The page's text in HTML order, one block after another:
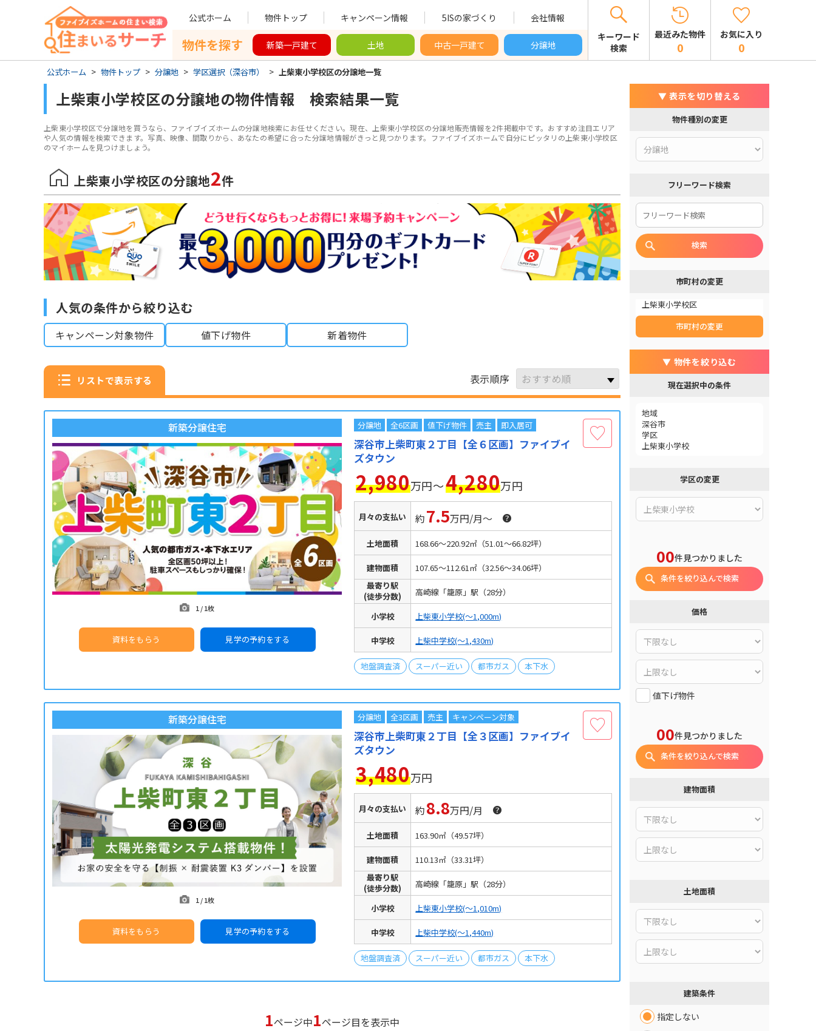
公式ホーム 物件トップ キャンペーン情報 5ISの家づくり 会社情報
物件を探す 新築一戸建て 土地 中古一戸建て 分譲地
キーワード
検索
最近みた物件
0
お気に入り
0
公式ホーム > 物件トップ > 分譲地 > 学区選択（深谷市） > 上柴東小学校区の分譲地一覧
上柴東小学校区の分譲地の物件情報 検索結果一覧
上柴東小学校区で分譲地を買うなら、ファイブイズホームの分譲地検索にお任せください。現在、上柴東小学校区の分譲地販売情報を2件掲載中です。おすすめ注目エリア
や人気の情報を検索できます。写真、映像、間取りから、あなたの希望に合った分譲地情報がきっと見つかります。ファイブイズホームで自分にピッタリの上柴東小学校区
のマイホームを見つけましょう。
上柴東小学校区の分譲地2件
人気の条件から絞り込む
キャンペーン対象物件 値下げ物件 新着物件
表示順序
リストで表示する
新築分譲住宅
1 /1枚
資料をもらう 見学の予約をする
分譲地 全6区画 値下げ物件 売主 即入居可
深谷市上柴町東２丁目【全６区画】ファイブイ
ズタウン
2,980万円～4,280万円
月々の支払い 約7.5万円/月～
土地面積 168.66～220.92㎡（51.01～66.82坪）
建物面積
107.65～112.61㎡（32.56～34.06坪）
最寄り駅
(徒歩分数)
高崎線「籠原」駅 （28分）
小学校 上柴東小学校(～1,000m)
中学校 上柴中学校(～1,430m)
地盤調査済 スーパー近い 都市ガス 本下水
新築分譲住宅
1 /1枚
資料をもらう 見学の予約をする
分譲地 全3区画 売主 キャンペーン対象
深谷市上柴町東２丁目【全３区画】ファイブイ
ズタウン
3,480万円
月々の支払い 約8.8万円/月
土地面積 163.90㎡（49.57坪）
建物面積
110.13㎡（33.31坪）
最寄り駅
(徒歩分数)
高崎線「籠原」駅 （28分）
小学校 上柴東小学校(～1,010m)
中学校 上柴中学校(～1,440m)
地盤調査済 スーパー近い 都市ガス 本下水
1ページ中1ページ目を表示中
▼ 表示を切り替える
物件種別の変更
フリーワード検索
検索
市町村の変更
上柴東小学校区
市町村の変更
▼ 物件を絞り込む
現在選択中の条件
地域
深谷市
学区
上柴東小学校
学区の変更
00件見つかりました
条件を絞り込んで検索
価格
値下げ物件
00件見つかりました
条件を絞り込んで検索
建物面積
土地面積
建築条件
指定しない